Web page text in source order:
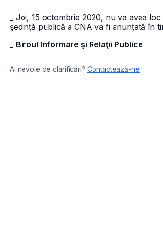
_ Joi, 15 octombrie 2020, nu va avea
şedinţă publică a CNA va fi anunțată în
Biroul Informare şi Relaţii Publice
Ai nevoie de clarificări? Contactează-ne